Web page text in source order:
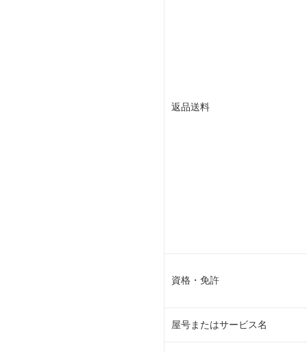
返品送料
資格・免許
屋号またはサービス名